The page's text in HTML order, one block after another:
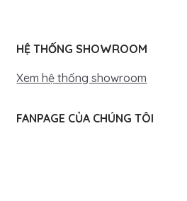
HỆ THỐNG SHOWROOM
Xem hệ thống showroom
FANPAGE CỦA CHÚNG TÔI